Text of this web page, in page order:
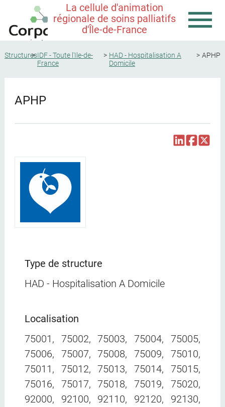
La cellule d'animation
régionale de soins palliatifs
d'Île-de-France
StructuresIDF - Toute l'Ile-de-
France
HAD - Hospitalisation A
Domicile
APHP
APHP
Type de structure
HAD - Hospitalisation A Domicile
Localisation
75001, 75002, 75003, 75004, 75005,
75006, 75007, 75008, 75009, 75010,
75011, 75012, 75013, 75014, 75015,
75016, 75017, 75018, 75019, 75020,
92000, 92100, 92110, 92120, 92130,